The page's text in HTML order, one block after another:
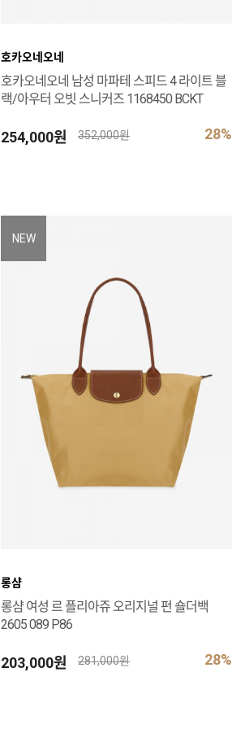
호카오네오네
호카오네오네 남성 마파테 스피드 4 라이트 블
랙/아우터 오빗 스니커즈 1168450 BCKT
254,000원 28%
352,000원
NEW
롱샴
롱샴 여성 르 플리아쥬 오리지널 펀 숄더백
2605 089 P86
203,000원 28%
281,000원